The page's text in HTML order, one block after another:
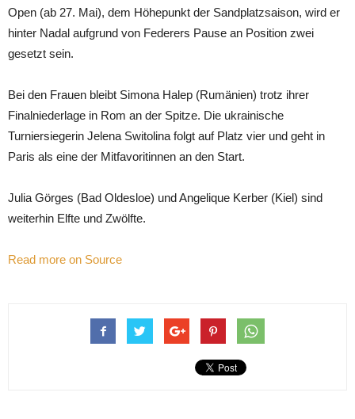
Open (ab 27. Mai), dem Höhepunkt der Sandplatzsaison, wird er
hinter Nadal aufgrund von Federers Pause an Position zwei
gesetzt sein.
Bei den Frauen bleibt Simona Halep (Rumänien) trotz ihrer
Finalniederlage in Rom an der Spitze. Die ukrainische
Turniersiegerin Jelena Switolina folgt auf Platz vier und geht in
Paris als eine der Mitfavoritinnen an den Start.
Julia Görges (Bad Oldesloe) und Angelique Kerber (Kiel) sind
weiterhin Elfte und Zwölfte.
Read more on Source